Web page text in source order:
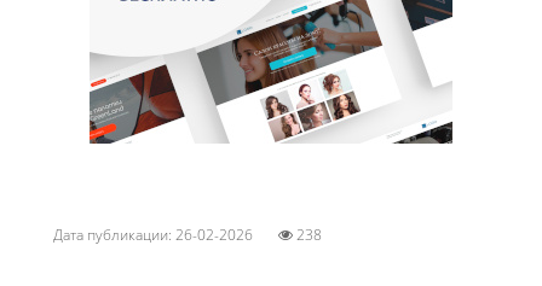
Дата публикации: 26-02-2026 238